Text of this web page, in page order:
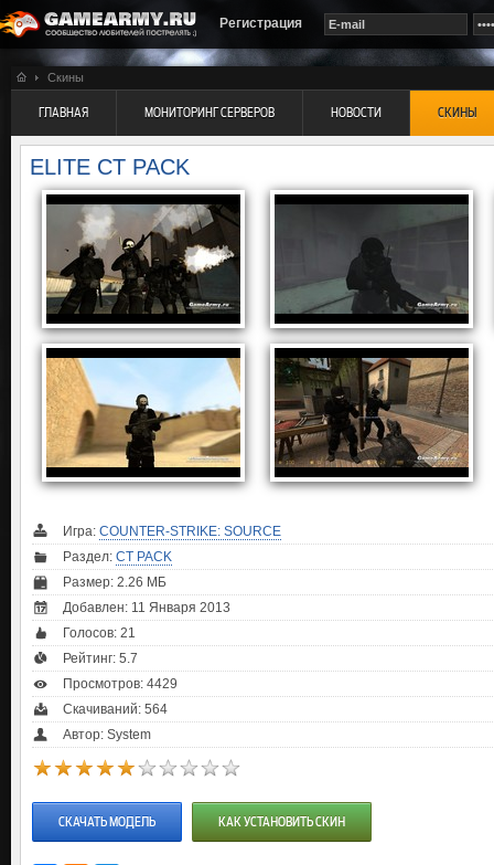
Регистрация
Скины
ГЛАВНАЯ МОНИТОРИНГ СЕРВЕРОВ НОВОСТИ СКИНЫ
ELITE CT PACK
Игра: COUNTER-STRIKE: SOURCE
Раздел: CT PACK
Размер: 2.26 МБ
Добавлен: 11 Января 2013
Голосов: 21
Рейтинг: 5.7
Просмотров: 4429
Скачиваний: 564
Автор: System
СКАЧАТЬ МОДЕЛЬ КАК УСТАНОВИТЬ СКИН